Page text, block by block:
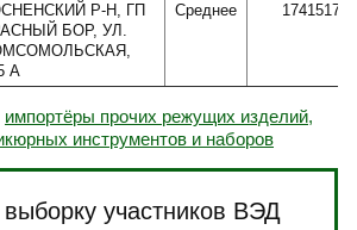
Р-Н, ГП
БОР, УЛ.
А
Среднее 1741517
импортёры прочих режущих изделий,
инструментов и наборов
выборку участников ВЭД